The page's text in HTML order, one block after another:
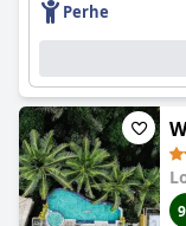
syöksyaltaat.
paikka
uima-allashuviloita
kaikkiaan vieraat
rentouttavaksi
ja tilat ovat
Perhe